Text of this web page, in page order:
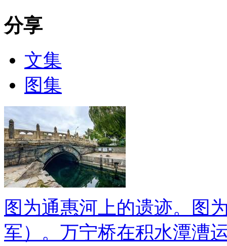
分享
文集
图集
图为通惠河上的遗迹。图
军）。万宁桥在积水潭漕